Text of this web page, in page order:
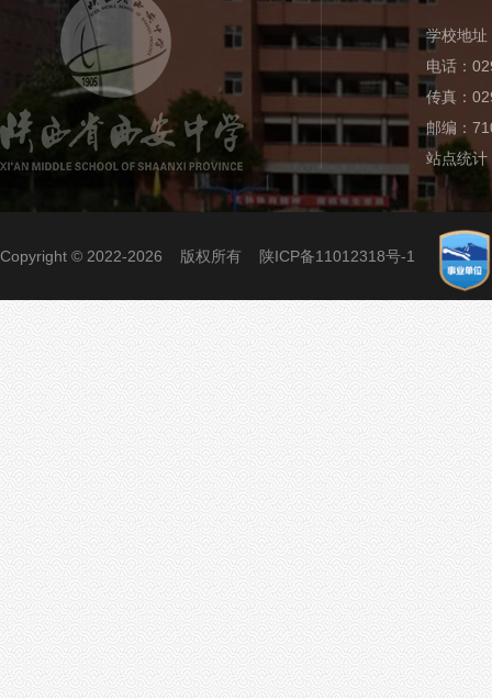
学校地址
电话：
传真：
邮编：
站点统计
Copyright © 2022-2026 版权所有 陕ICP备11012318号-1